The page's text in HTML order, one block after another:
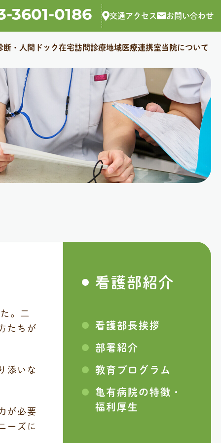
3601-0186 交通アクセス お問い合わせ
断・人間ドック在宅訪問診療地域医療連携室当院について
。二
たちが
添いな
が必要
ーズに
看護部紹介
看護部⻑挨拶
部署紹介
教育プログラム
⻲有病院の特徴・
福利厚⽣